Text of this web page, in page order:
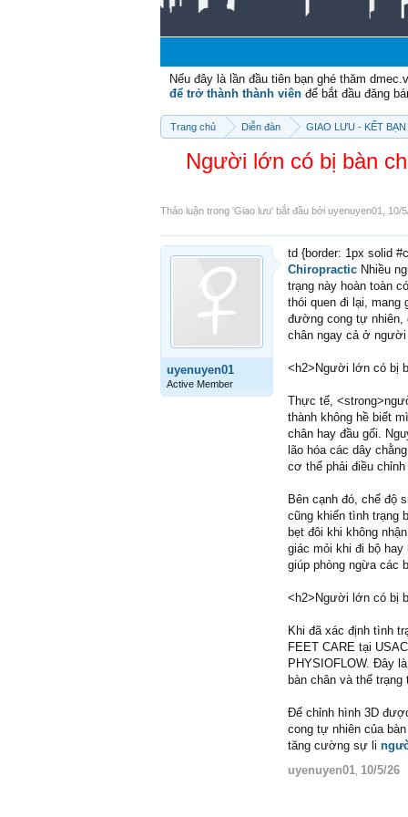
Nếu đây là lần đầu tiên bạn ghé thăm
để trở thành thành viên để bắt đầu đăng
Trang chủ Diễn đàn GIAO LƯU - KẾT
Người lớn có bị bàn
Thảo luận trong 'Giao lưu' bắt đầu bởi uyenuyen01 10/
uyenuyen01
Active Member
td {border: 1px solid
Chiropractic Nhiều
trạng này hoàn toàn
thói quen đi lại, mang
đường cong tự nhiên,
chân ngay cả ở
<h2>Người lớn có bị
Thực tế,
thành không hề biết
chân hay đầu gối.
lão hóa các dây
cơ thể phải điều
Bên cạnh đó, chế độ
cũng khiến tình trạng
bẹt đôi khi không
giác mỏi khi đi bộ
giúp phòng ngừa các
<h2>Người lớn có bị
Khi đã xác định tình
FEET CARE tại
PHYSIOFLOW. Đây
bàn chân và thể
Đế chỉnh hình 3D
cong tự nhiên của
tăng cường sự li
uyenuyen01 10/5/26